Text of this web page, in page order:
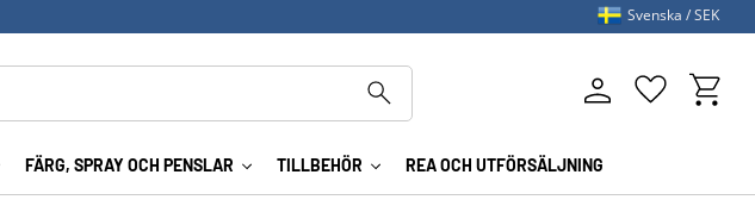
FÄRG, SPRAY OCH PENSLAR TILLBEHÖR REA OCH UTFÖRSÄLJNING
Favoriter
Svenska SEK